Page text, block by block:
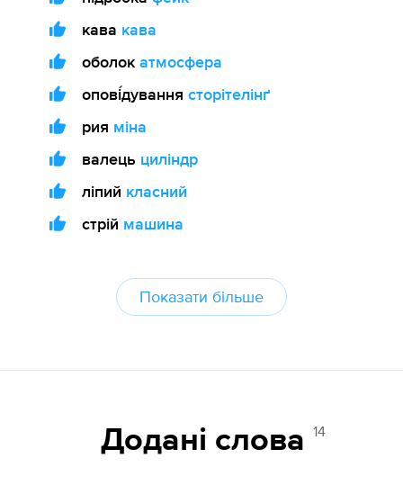
кава кава
оболок атмосфера
опові́дування сторітелінґ
рия міна
валець циліндр
ліпий класний
стрій машина
Показати більше
Додані cлова 14